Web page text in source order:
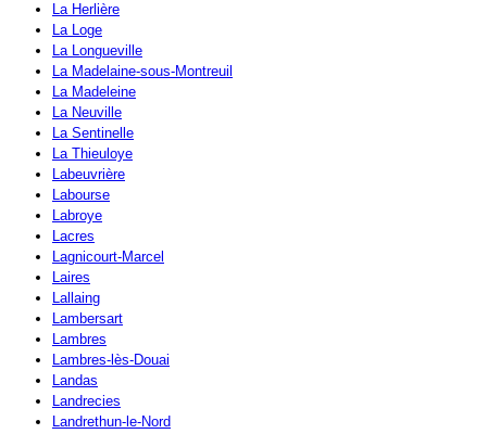
La Herlière
La Loge
La Longueville
La Madelaine-sous-Montreuil
La Madeleine
La Neuville
La Sentinelle
La Thieuloye
Labeuvrière
Labourse
Labroye
Lacres
Lagnicourt-Marcel
Laires
Lallaing
Lambersart
Lambres
Lambres-lès-Douai
Landas
Landrecies
Landrethun-le-Nord